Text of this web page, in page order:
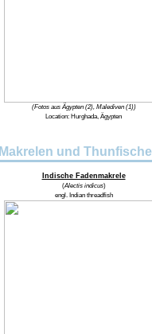
(Fotos aus Ägypten (2), Malediven (1))
Location: Hurghada, Ägypten
Makrelen und Thunfische
Indische Fadenmakrele
(Alectis indicus)
engl. Indian threadfish